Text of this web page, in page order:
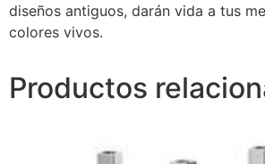
diseños antiguos, darán vida a tus
colores vivos.
Productos